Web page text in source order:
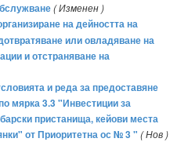
( Изменен )
на дейността на
или овладяване на
и отстраняване на
и реда за предоставяне
мярка 3.3 "Инвестиции за
пристанища, кейови места
от Приоритетна ос № 3 " ( Нов )